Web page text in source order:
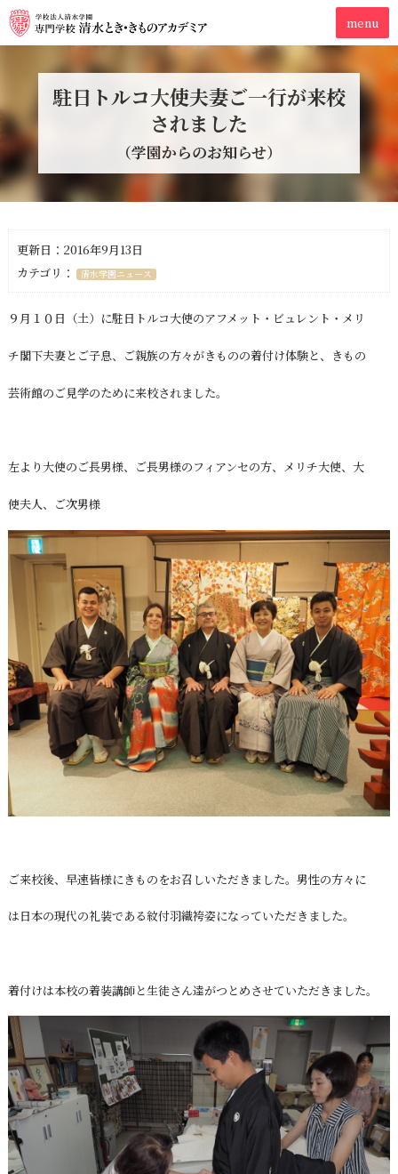
駐日トルコ大使夫妻ご一行が来校
されました
（学園からのお知らせ）
更新日：2016年9月13日
カテゴリ：
清水学園ニュース
９月１０日（土）に駐日トルコ大使のアフメット・ビュレント・メリ
チ閣下夫妻とご子息、ご親族の方々がきものの着付け体験と、きもの
芸術館のご見学のために来校されました。
左より大使のご長男様、ご長男様のフィアンセの方、メリチ大使、大
使夫人、ご次男様
ご来校後、早速皆様にきものをお召しいただきました。男性の方々に
は日本の現代の礼装である紋付羽織袴姿になっていただきました。
着付けは本校の着装講師と生徒さん達がつとめさせていただきました。